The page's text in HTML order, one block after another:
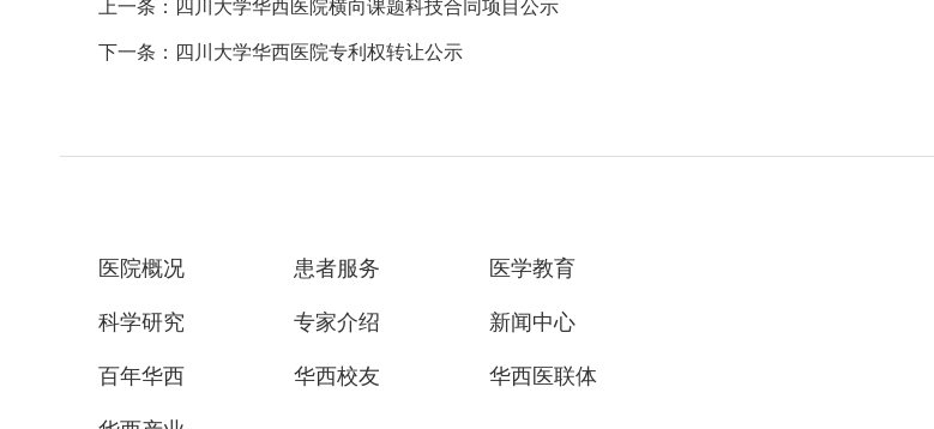
上一条：四川大学华西医院横向课题科技合同项目公示
下一条：四川大学华西医院专利权转让公示
医院概况 患者服务 医学教育
科学研究 专家介绍 新闻中心
百年华西 华西校友 华西医联体